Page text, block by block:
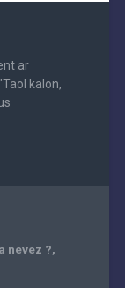
ar
kalon,
nevez ?,